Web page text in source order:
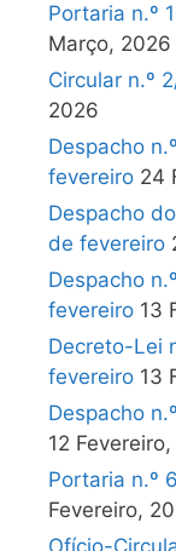
Portaria n.º
Março, 2026
Circular n.º
2026
Despacho
fevereiro 24
Despacho
de fevereiro
Despacho
fevereiro 13
Decreto-Lei
fevereiro 13
Despacho
12
Portaria n.º
Fevereiro,
Ofício-